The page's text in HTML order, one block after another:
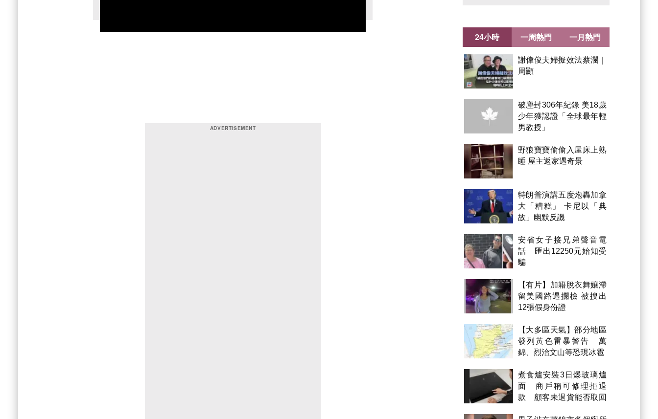
24小時
謝偉俊夫婦擬效法蔡瀾｜
周顯
破塵封306年紀錄 美18歲
少年獲認證「全球最年輕
男教授」
野狼寶寶偷偷入屋床上熟
睡 屋主返家遇奇景
特朗普演講五度炮轟加拿
大「糟糕」 卡尼以「典
故」幽默反譏
安省女子接兄弟聲音電
話 匯出12250元始知受
騙
【有片】加籍脫衣舞孃滯
留美國路遇攔檢 被搜出
12張假身份證
【大多區天氣】部分地區
發列黃色雷暴警告 萬
錦、烈治文山等恐現冰雹
煮食爐安裝3日爆玻璃爐
面 商戶稱可修理拒退
款 顧客未退貨能否取回
一周熱門 一月熱門